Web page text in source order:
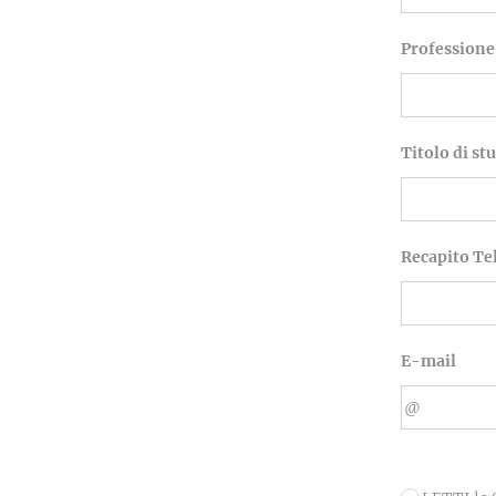
Professione
Titolo di
Recapito
E-mail